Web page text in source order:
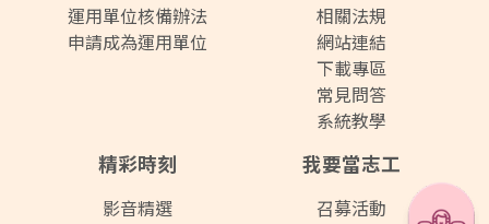
運用單位核備辦法
申請成為運用單位
相關法規
網站連結
下載專區
常見問答
系統教學
精彩時刻
影音精選
我要當志工
召募活動